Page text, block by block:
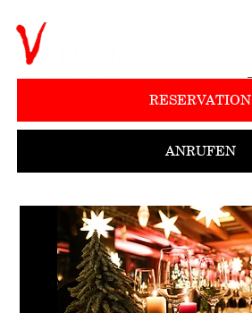
ANRUFEN
RESERVATION